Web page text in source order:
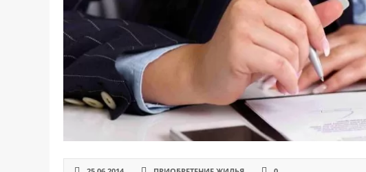
Контакты
г. Москва, ст. м. «Марксистская», ул.
Марксистская, д. 3, стр. 1
kmsud@yandex.ru
+7 (495) 642-27-02
+7 (936) 281-45-11
+7 (901) 511-80-52